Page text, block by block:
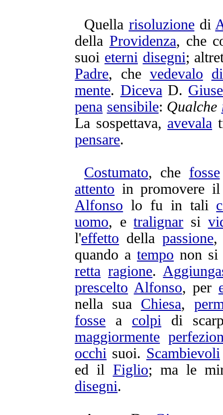
Quella risoluzionedi
della Providenza, che
suoi eterni disegni;
Padre, che vedevalo
mente. Diceva D.
pena sensibile: Qualche
La sospettava, avevala
pensare.
Costumato, che fosse
attento inpromovere
Alfonso lo fu in tali
uomo, etralignar si
l'effetto della passione,
quando atempo non
retta ragione.
prescelto Alfonso, per
nella sua Chiesa,
fosse a colpi di
maggiormente
occhi suoi. Scambievoli
ed il Figlio; ma le
disegni.